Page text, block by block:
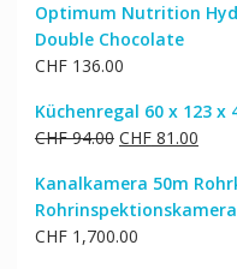
war:
CHF 62.00
ist:
Optimum Nutrition
Double Chocolate
CHF136.00
Küchenregal 60 x 123
CHF94.00 Ursprünglicher
war:
CHF 94.00
CHF81.00
ist:
CHF
Kanalkamera 50m
CHF1,700.00